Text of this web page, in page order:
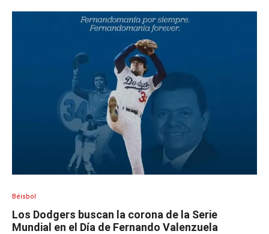
Béisbol
Los Dodgers buscan la corona de la Serie
Mundial en el Día de Fernando Valenzuela